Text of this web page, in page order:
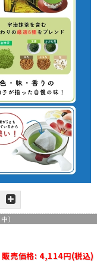
）
販売価格: 4,114円(税込)